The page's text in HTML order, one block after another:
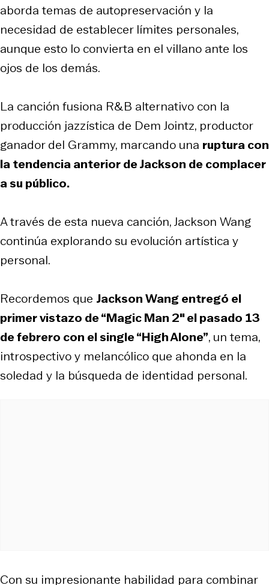
aborda temas de autopreservación y la
necesidad de establecer límites personales,
aunque esto lo convierta en el villano ante los
ojos de los demás.
La canción fusiona R&B alternativo con la
producción jazzística de Dem Jointz, productor
ganador del Grammy, marcando una ruptura con
la tendencia anterior de Jackson de complacer
a su público.
A través de esta nueva canción, Jackson Wang
continúa explorando su evolución artística y
personal.
Recordemos que Jackson Wang entregó el
primer vistazo de “Magic Man 2″ el pasado 13
de febrero con el single “High Alone”, un tema,
introspectivo y melancólico que ahonda en la
soledad y la búsqueda de identidad personal.
Con su impresionante habilidad para combinar